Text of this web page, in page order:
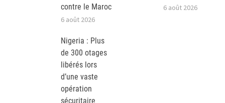
contre le Maroc
6 août 2026
6 août 2026
Nigeria : Plus
de 300 otages
libérés lors
d’une vaste
opération
sécuritaire